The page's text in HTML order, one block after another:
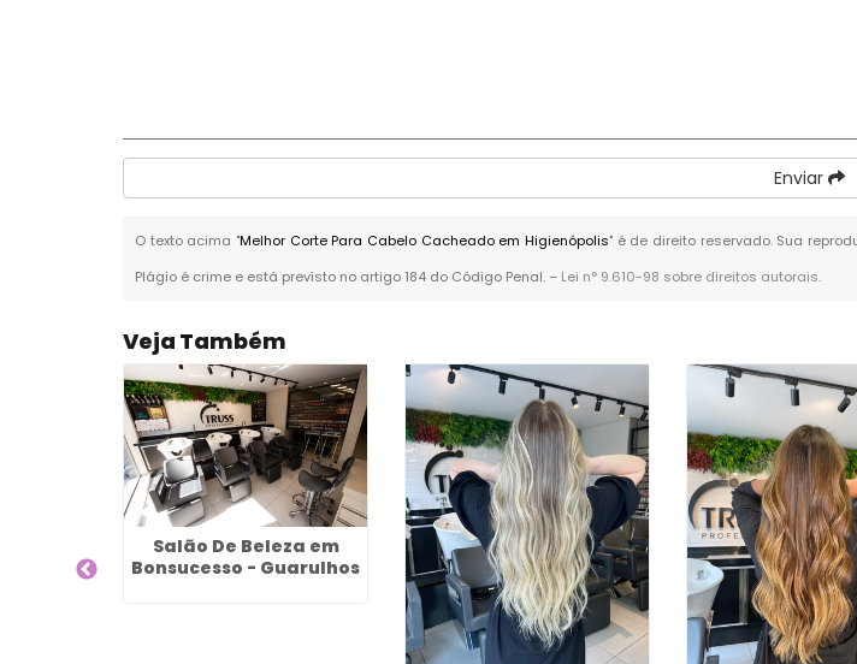
Enviar
O texto acima "Melhor Corte Para Cabelo Cacheado em Higienópolis" é de direito reservado. Sua
Plágio é crime e está previsto no artigo 184 do Código Penal. – Lei n° 9.610-98 sobre direitos autorais.
Veja Também
Salão De Beleza em
Bonsucesso - Guarulhos